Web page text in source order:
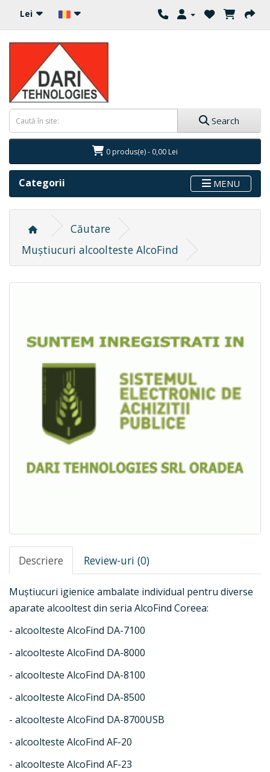
Lei
Search
0 produs(e) - 0,00 Lei
Categorii MENU
Căutare
Muștiucuri alcoolteste AlcoFind
Descriere Review-uri (0)
Muștiucuri igienice ambalate individual pentru diverse
aparate alcooltest din seria AlcoFind Coreea:
- alcoolteste AlcoFind DA-7100
- alcoolteste AlcoFind DA-8000
- alcoolteste AlcoFind DA-8100
- alcoolteste AlcoFind DA-8500
- alcoolteste AlcoFind DA-8700USB
- alcoolteste AlcoFind AF-20
- alcoolteste AlcoFind AF-23